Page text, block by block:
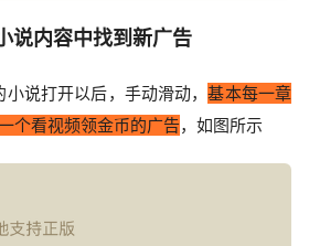
说内容中找到新广告
小说打开以后，手动滑动，基本每一章
个看视频领金币的广告，如图所示